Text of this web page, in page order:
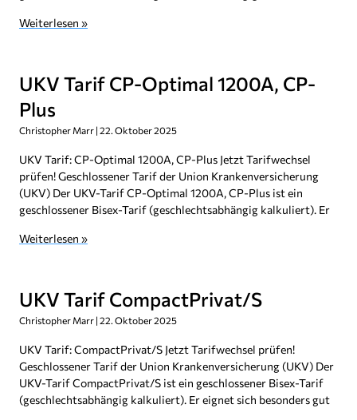
Weiterlesen »
UKV Tarif CP-Optimal 1200A, CP-
Plus
Christopher Marr 22. Oktober 2025
UKV Tarif: CP-Optimal 1200A, CP-Plus Jetzt Tarifwechsel
prüfen! Geschlossener Tarif der Union Krankenversicherung
(UKV) Der UKV-Tarif CP-Optimal 1200A, CP-Plus ist ein
geschlossener Bisex-Tarif (geschlechtsabhängig kalkuliert). Er
Weiterlesen »
UKV Tarif CompactPrivat/S
Christopher Marr 22. Oktober 2025
UKV Tarif: CompactPrivat/S Jetzt Tarifwechsel prüfen!
Geschlossener Tarif der Union Krankenversicherung (UKV) Der
UKV-Tarif CompactPrivat/S ist ein geschlossener Bisex-Tarif
(geschlechtsabhängig kalkuliert). Er eignet sich besonders gut